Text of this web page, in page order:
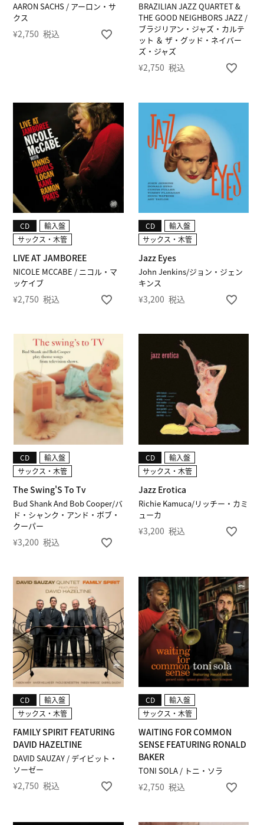
AARON SACHS / アーロン・サ
クス
¥2,750 税込
BRAZILIAN JAZZ QUARTET &
THE GOOD NEIGHBORS JAZZ /
ブラジリアン・ジャズ・カルテ
ット ＆ ザ・グッド・ネイバー
ズ・ジャズ
¥2,750 税込
NICOLE MCCABE / ニコル・マ
ッケイブ
LIVE AT JAMBOREE
CD
輸入盤
サックス・木管
¥2,750 税込
John Jenkins/ジョン・ジェン
キンス
Jazz Eyes
CD
輸入盤
サックス・木管
¥3,200 税込
Bud Shank And Bob Cooper/バ
ド・シャンク・アンド・ボブ・
クーパー
The Swing'S To Tv
CD
輸入盤
サックス・木管
¥3,200 税込
Richie Kamuca/リッチー・カミ
ューカ
Jazz Erotica
CD
輸入盤
サックス・木管
¥3,200 税込
DAVID SAUZAY / デイビット・
ソーゼー
FAMILY SPIRIT FEATURING
DAVID HAZELTINE
CD
輸入盤
サックス・木管
¥2,750 税込
TONI SOLA / トニ・ソラ
WAITING FOR COMMON
SENSE FEATURING RONALD
BAKER
CD
輸入盤
サックス・木管
¥2,750 税込